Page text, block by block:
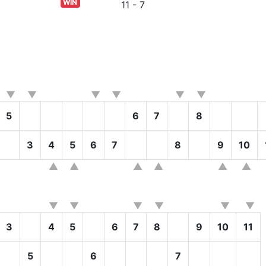
WIN
11 - 7
5 6 7 8
3 4 5 6 7 8 9 10
3 4 5 6 7 8 9 10 11
5 6 7